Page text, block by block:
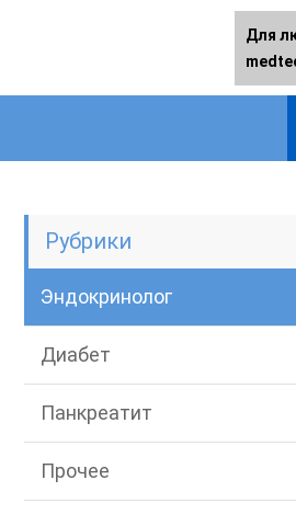
Рубрики
Эндокринолог
Диабет
Панкреатит
Прочее
Для